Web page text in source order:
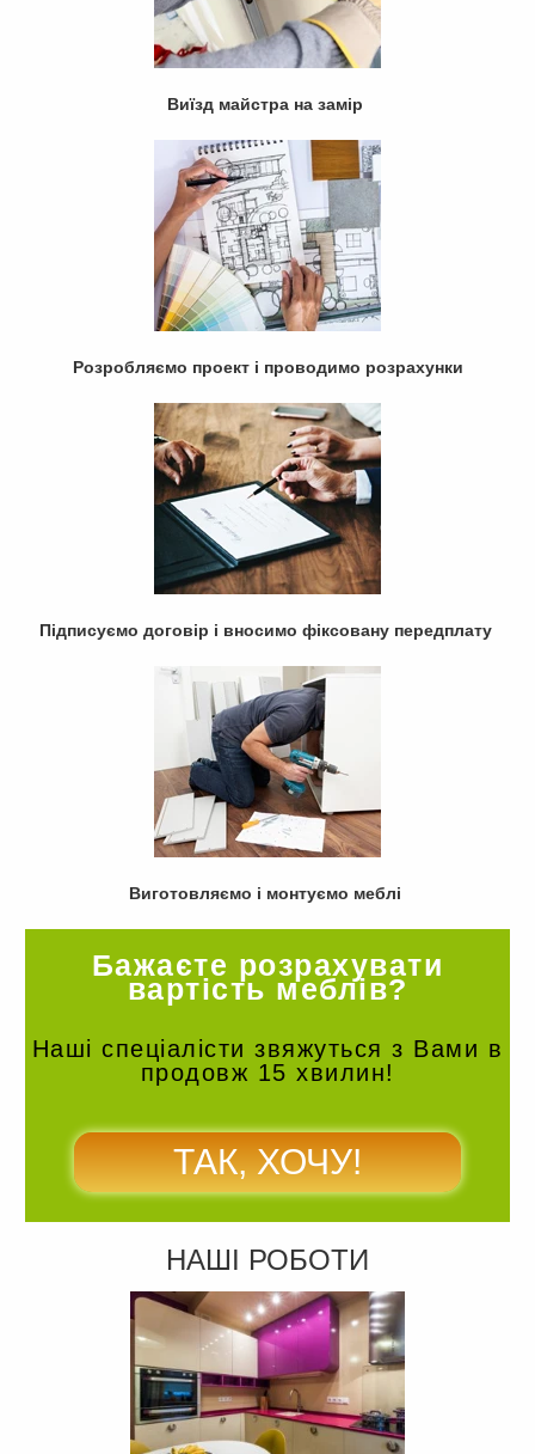
Виїзд майстра на замір
Розробляємо проект і проводимо розрахунки
Підписуємо договір і вносимо фіксовану передплату
Виготовляємо і монтуємо меблі
Бажаєте розрахувати
вартість меблів?
Наші спеціалісти звяжуться з Вами в
продовж 15 хвилин!
ТАК, ХОЧУ!
НАШІ РОБОТИ